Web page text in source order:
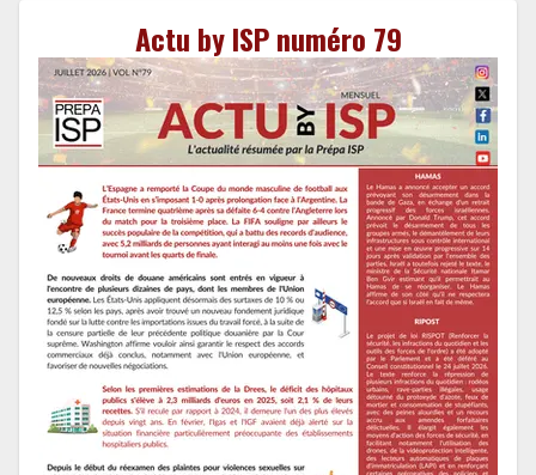
Actu by ISP numéro 79